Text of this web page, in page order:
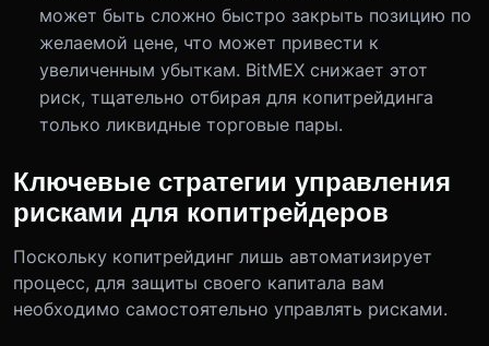
может быть сложно быстро закрыть позицию по
желаемой цене, что может привести к
увеличенным убыткам. BitMEX снижает этот
риск, тщательно отбирая для копитрейдинга
только ликвидные торговые пары.
Ключевые стратегии управления
рисками для копитрейдеров
Поскольку копитрейдинг лишь автоматизирует
процесс, для защиты своего капитала вам
необходимо самостоятельно управлять рисками.